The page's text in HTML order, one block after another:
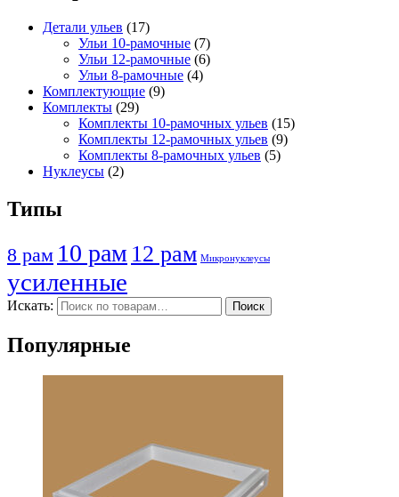
Детали ульев (17)
Ульи 10-рамочные (7)
Ульи 12-рамочные (6)
Ульи 8-рамочные (4)
Комплектующие (9)
Комплекты (29)
Комплекты 10-рамочных ульев (15)
Комплекты 12-рамочных ульев (9)
Комплекты 8-рамочных ульев (5)
Нуклеусы (2)
Типы
8 рам 10 рам 12 рам Микронуклеусы
усиленные
Искать: Поиск
Популярные